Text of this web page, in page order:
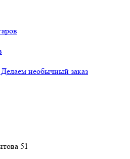
необычный заказ
51